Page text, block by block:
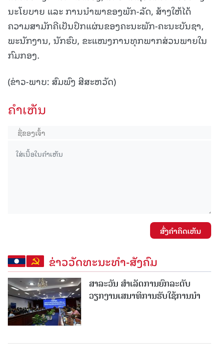
ນະໂຍບາຍ ແລະ ການນໍາພາຂອງພັກ-ລັດ, ສ້າງໃຫ້ໄດ້
ຄວາມສາມັກຄີເປັນປຶກແຜ່ນຂອງຄະນະພັກ-ຄະນະບັນຊາ,
ພະນັກງານ, ນັກຮົບ, ຂະແໜງການທຸກພາກສ່ວນພາຍໃນ
ກົມກອງ.
(ຂ່າວ-ພາບ: ສົມພົງ ສີສະຫວັດ)
ຄໍາເຫັນ
ສົ່ງຄໍາຄິດເຫັນ
ຂ່າວວັດທະນະທຳ-ສັງຄົມ
ສາລະວັນ ສໍາເລັດການຍົກລະດັບ
ວຽກງານເສນາທິການຮັບໃຊ້ການນໍາ